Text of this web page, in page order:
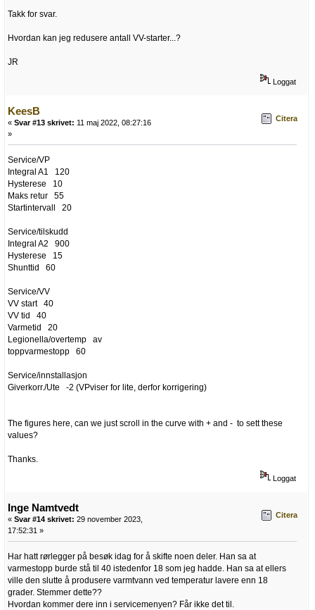
Takk for svar.
Hvordan kan jeg redusere antall VV-starter...?
JR
Loggat
KeesB
« Svar #13 skrivet: 11 maj 2022, 08:27:16
»
Citera
Service/VP
Integral A1 120
Hysterese 10
Maks retur 55
Startintervall 20
Service/tilskudd
Integral A2 900
Hysterese 15
Shunttid 60
Service/VV
VV start 40
VV tid 40
Varmetid 20
Legionella/overtemp av
toppvarmestopp 60
Service/innstallasjon
Giverkorr./Ute -2 (VPviser for lite, derfor korrigering)
The figures here, can we just scroll in the curve with + and - to sett these
values?
Thanks.
Loggat
Inge Namtvedt
« Svar #14 skrivet: 29 november 2023,
17:52:31 »
Citera
Har hatt rørlegger på besøk idag for å skifte noen deler. Han sa at
varmestopp burde stå til 40 istedenfor 18 som jeg hadde. Han sa at ellers
ville den slutte å produsere varmtvann ved temperatur lavere enn 18
grader. Stemmer dette??
Hvordan kommer dere inn i servicemenyen? Får ikke det til.